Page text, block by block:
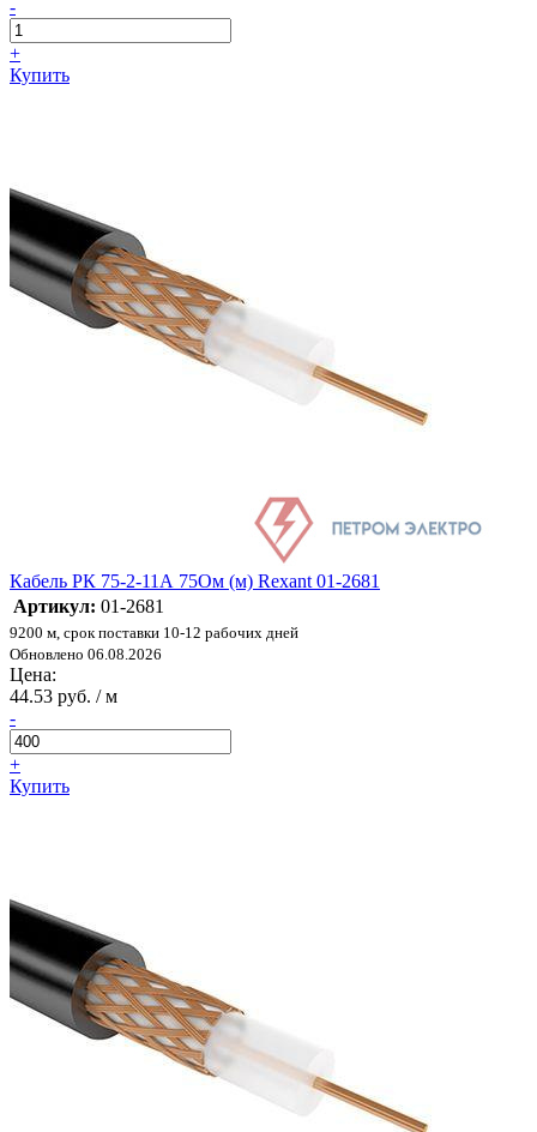
-
+
Купить
Кабель РК 75-2-11А 75Ом (м) Rexant 01-2681
Артикул: 01-2681
9200 м, срок поставки 10-12 рабочих дней
Обновлено 06.08.2026
Цена:
44.53 руб. / м
-
+
Купить